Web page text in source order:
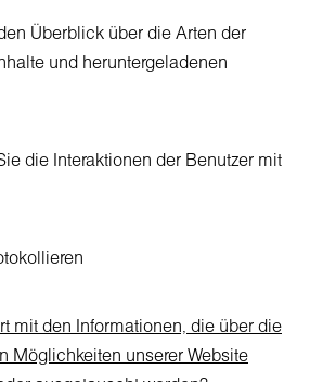
Überblick über die Arten der
und heruntergeladenen
die Interaktionen der Benutzer mit
mit den Informationen, die über die
Möglichkeiten unserer Website